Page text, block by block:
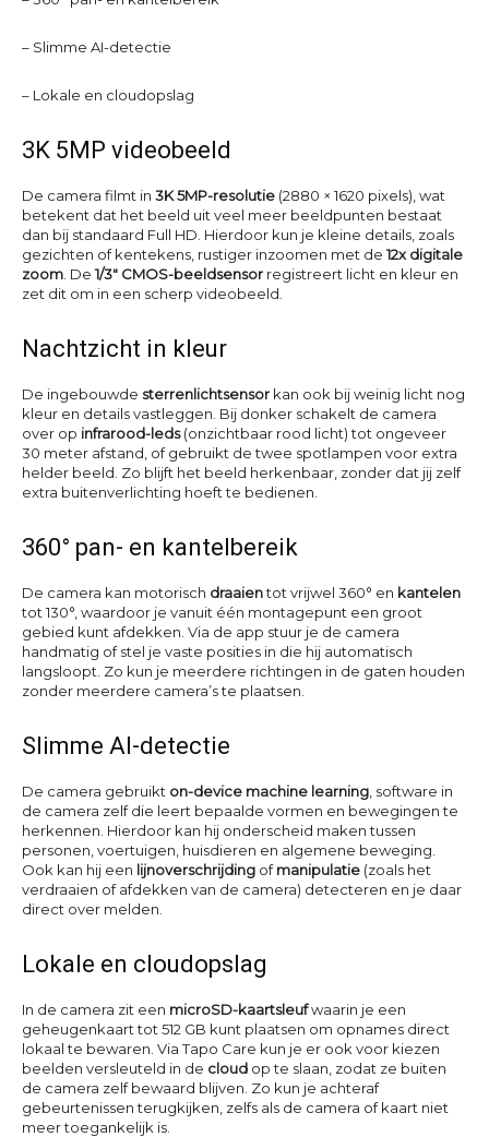
– Slimme AI-detectie
– Lokale en cloudopslag
3K 5MP videobeeld
De camera filmt in 3K 5MP-resolutie (2880 × 1620 pixels), wat
betekent dat het beeld uit veel meer beeldpunten bestaat
dan bij standaard Full HD. Hierdoor kun je kleine details, zoals
gezichten of kentekens, rustiger inzoomen met de 12x digitale
zoom . De 1/3″ CMOS-beeldsensor registreert licht en kleur en
zet dit om in een scherp videobeeld.
Nachtzicht in kleur
De ingebouwde sterrenlichtsensor kan ook bij weinig licht nog
kleur en details vastleggen. Bij donker schakelt de camera
over op infrarood-leds(onzichtbaar rood licht) tot ongeveer
30 meter afstand, of gebruikt de twee spotlampen voor extra
helder beeld. Zo blijft het beeld herkenbaar, zonder dat jij zelf
extra buitenverlichting hoeft te bedienen.
360° pan- en kantelbereik
De camera kan motorisch draaientot vrijwel 360° en kantelen
tot 130°, waardoor je vanuit één montagepunt een groot
gebied kunt afdekken. Via de app stuur je de camera
handmatig of stel je vaste posities in die hij automatisch
langsloopt. Zo kun je meerdere richtingen in de gaten houden
zonder meerdere camera’s te plaatsen.
Slimme AI-detectie
De camera gebruikt on-device machine learning , software in
de camera zelf die leert bepaalde vormen en bewegingen te
herkennen. Hierdoor kan hij onderscheid maken tussen
personen, voertuigen, huisdieren en algemene beweging.
Ook kan hij een lijnoverschrijding ofmanipulatie (zoals het
verdraaien of afdekken van de camera) detecteren en je daar
direct over melden.
Lokale en cloudopslag
In de camera zit een microSD-kaartsleufwaarin je een
geheugenkaart tot 512 GB kunt plaatsen om opnames direct
lokaal te bewaren. Via Tapo Care kun je er ook voor kiezen
beelden versleuteld in de cloud op te slaan, zodat ze buiten
de camera zelf bewaard blijven. Zo kun je achteraf
gebeurtenissen terugkijken, zelfs als de camera of kaart niet
meer toegankelijk is.